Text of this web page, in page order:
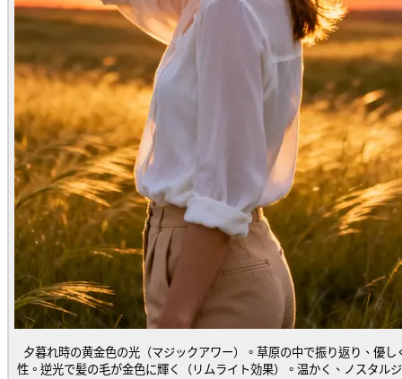
夕暮れ時の黄金色の光（マジックアワー）。草原の中で振り返り、優し
性。逆光で髪の毛が金色に輝く（リムライト効果）。温かく、ノスタル